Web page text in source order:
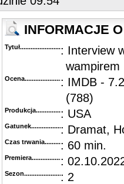
GLHF
INFORMACJE
Tytuł............................................
: Interview
wampirem
Ocena.............................................
: IMDB -
(788)
Produkcja.........................................
: USA
Gatunek...........................................
: Dramat,
Czas trwania......................................
: 60 min.
Premiera..........................................
:
Sezon.............................................
: 2